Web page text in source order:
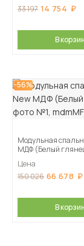
33 197 14 754
В
-56%
Модульная
МДФ (Белый
Цена
150 026 66 678
В